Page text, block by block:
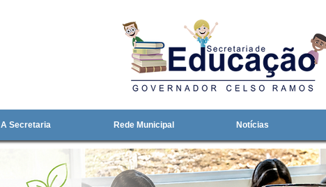
A Secretaria Rede Municipal Notícias